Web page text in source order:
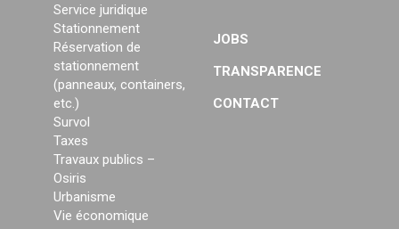
Service juridique
Stationnement
Réservation de
stationnement
(panneaux, containers,
etc.)
Survol
Taxes
Travaux publics –
Osiris
Urbanisme
Vie économique
JOBS
TRANSPARENCE
CONTACT